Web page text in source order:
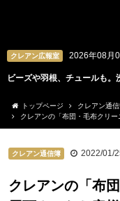
クレアン広報室 2026年08月
ビーズや羽根、チュールも
トップページ
クレアン通
クレアンの「布団・毛布クリ
クレアン通信簿 2022/01/
クレアンの「布